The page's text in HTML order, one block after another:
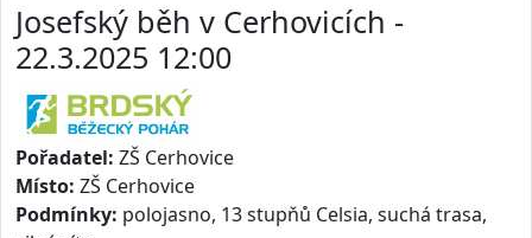
Josefský běh v Cerhovicích -
22.3.2025 12:00
Pořadatel: ZŠ Cerhovice
Místo: ZŠ Cerhovice
Podmínky: polojasno, 13 stupňů Celsia, suchá trasa,